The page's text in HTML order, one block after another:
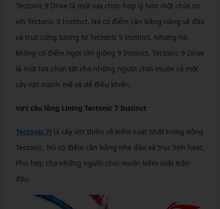
Tectonic 9 Drive là một lựa chọn hợp lý hơn một chút so
với Tectonic 9 Instinct. Nó có điểm cân bằng nặng về đầu
và trục cứng tương tự Tectonic 9 Instinct. Nhưng nó
không có điểm ngọt lớn giống 9 Instinct. Tectonic 9 Drive
là một lựa chọn tốt cho những người chơi muốn có một
cây vợt mạnh mẽ và dễ điều khiển.
Vợt cầu lông Lining Tectonic 7 Instinct
Tectonic 7i là cây vợt thiên về kiểm soát nhất trong dòng
Tectonic. Nó có điểm cân bằng nhẹ đầu và trục linh hoạt.
Phù hợp cho những người chơi muốn kiểm soát trận
đấu.